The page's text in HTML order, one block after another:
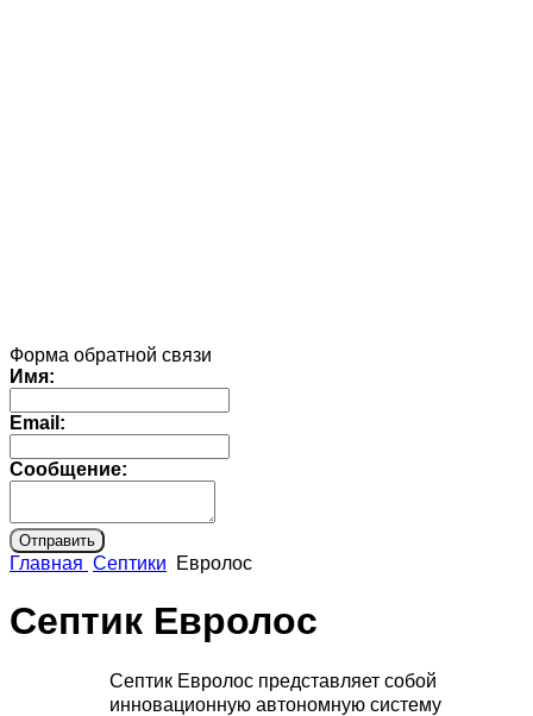
Форма обратной связи
Имя:
Email:
Сообщение:
Главная Септики Евролос
Септик Евролос
Септик Евролос представляет собой
инновационную автономную систему